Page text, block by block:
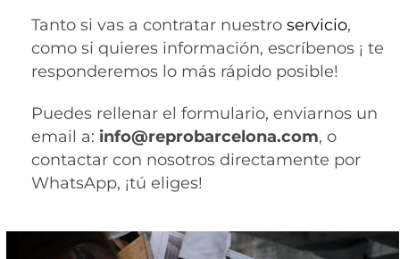
Tanto si vas a contratar nuestro servicio,
como si quieres información, escríbenos ¡ te
responderemos lo más rápido posible!
Puedes rellenar el formulario, enviarnos un
email a: info@reprobarcelona.com, o
contactar con nosotros directamente por
WhatsApp, ¡tú eliges!